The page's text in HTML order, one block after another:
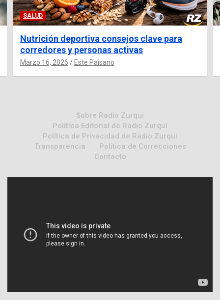
SALUD
Nutrición deportiva consejos clave para
corredores y personas activas
Marzo 16, 2026 Este Paisano
Sobre Radio Zurqui
Política Editorial de Radio Zurquí
Política de Privacidad de Radio Zurqui
Transparencia
Política de Correcciones
Contacto